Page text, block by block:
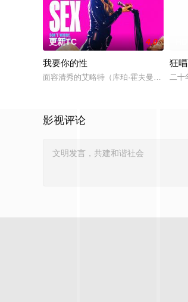
更新TC 4.0
我要你的性
面容清秀的艾略特（库珀·霍夫曼 Cooper
狂
二十
影视评论